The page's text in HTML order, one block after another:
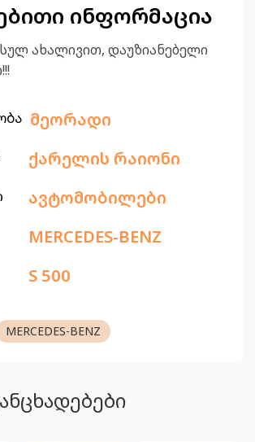
ინფორმაცია
ახალივით, დაუზიანებელი
მეორადი
ქარელის რაიონი
ავტომობილები
MERCEDES-BENZ
S 500
MERCEDES-BENZ